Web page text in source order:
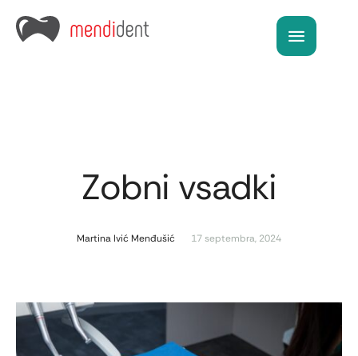
Zobni vsadki
Martina Ivić Menđušić 17 septembra, 2024